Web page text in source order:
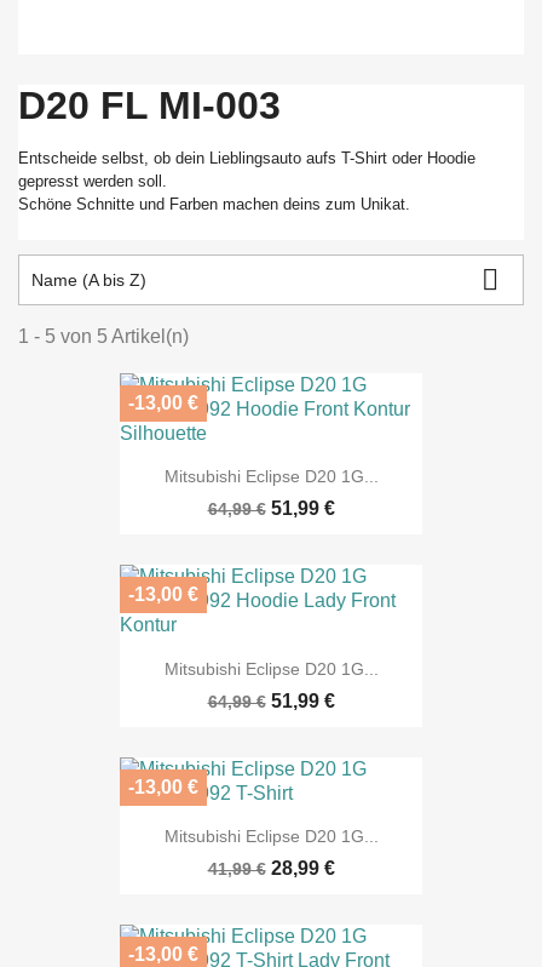
D20 FL MI-003
Entscheide selbst, ob dein Lieblingsauto aufs T-Shirt oder Hoodie
gepresst werden soll.
Schöne Schnitte und Farben machen deins zum Unikat.
Name (A bis Z) 
1 - 5 von 5 Artikel(n)
Mitsubishi Eclipse D20 1G...
64,99 € 51,99 €
-13,00 €
Mitsubishi Eclipse D20 1G...
64,99 € 51,99 €
-13,00 €
Mitsubishi Eclipse D20 1G...
41,99 € 28,99 €
-13,00 €
-13,00 €